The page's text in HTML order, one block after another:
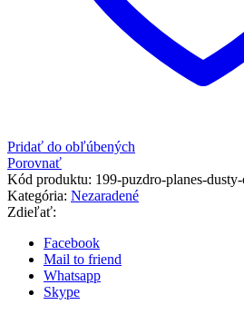
Pridať do obľúbených
Porovnať
Kód produktu: 199-puzdro-planes-
Kategória: Nezaradené
Zdieľať:
Facebook
Mail to friend
Whatsapp
Skype